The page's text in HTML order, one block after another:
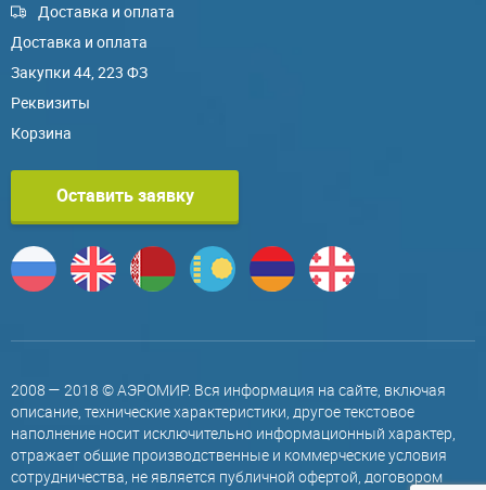
Доставка и оплата
Доставка и оплата
Закупки 44, 223 ФЗ
Реквизиты
Корзина
Оставить заявку
2008 — 2018 © АЭРОМИР. Вся информация на сайте, включая
описание, технические характеристики, другое текстовое
наполнение носит исключительно информационный характер,
отражает общие производственные и коммерческие условия
сотрудничества, не является публичной офертой, договором